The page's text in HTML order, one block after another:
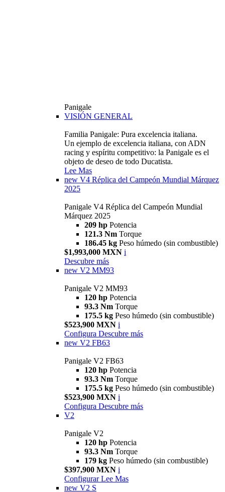
Panigale
VISIÓN GENERAL
Familia Panigale: Pura excelencia italiana.
Un ejemplo de excelencia italiana, con ADN
racing y espíritu competitivo: la Panigale es el
objeto de deseo de todo Ducatista.
Lee Mas
new V4 Réplica del Campeón Mundial Márquez
2025
Panigale V4 Réplica del Campeón Mundial
Márquez 2025
209 hp Potencia
121.3 Nm Torque
186.45 kg Peso húmedo (sin combustible)
$1,993,000 MXN i
Descubre más
new V2 MM93
Panigale V2 MM93
120 hp Potencia
93.3 Nm Torque
175.5 kg Peso húmedo (sin combustible)
$523,900 MXN i
Configura Descubre más
new V2 FB63
Panigale V2 FB63
120 hp Potencia
93.3 Nm Torque
175.5 kg Peso húmedo (sin combustible)
$523,900 MXN i
Configura Descubre más
V2
Panigale V2
120 hp Potencia
93.3 Nm Torque
179 kg Peso húmedo (sin combustible)
$397,900 MXN i
Configurar Lee Mas
new V2 S